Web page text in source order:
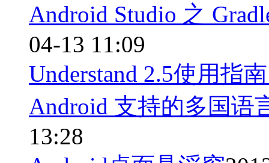
Android Studio 之
04-13 11:09
Understand 2.5使用指
Android 支持的多国语
13:28